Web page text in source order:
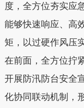
度，全方位夯实应
能够快速响应、高
矩，以过硬作风压
在前面，全方位拧
开展防汛防台安全
化协同联动机制，